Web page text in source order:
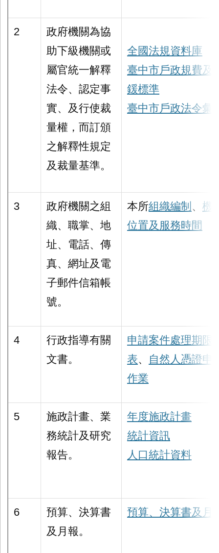
2
政府機關為協
助下級機關或
屬官統一解釋
法令、認定事
實、及行使裁
量權，而訂頒
之解釋性規定
及裁量基準。
全國法規資料庫
臺中市戶政規費及
鍰標準
臺中市戶政法令彙
3
政府機關之組
織、職掌、地
址、電話、傳
真、網址及電
子郵件信箱帳
號。
本所組織編制 、 機
位置及服務時間
4
行政指導有關
文書。
申請案件處理期限
表、
自然人憑證申
作業
5
施政計畫、業
務統計及研究
報告。
年度施政計畫
統計資訊
人口統計資料
6
預算、決算書
及月報。
預算、決算書及月